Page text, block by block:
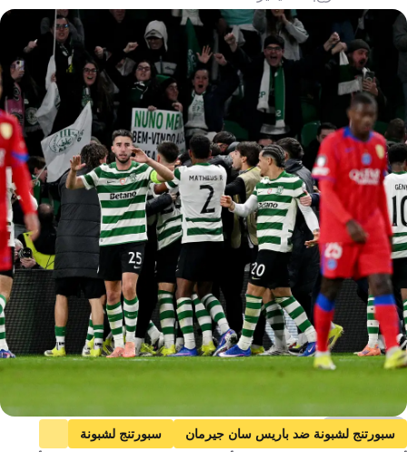
Getty Images
سبورتنج لشبونة ضد باريس سان جيرمان
سبورتنج لشبونة